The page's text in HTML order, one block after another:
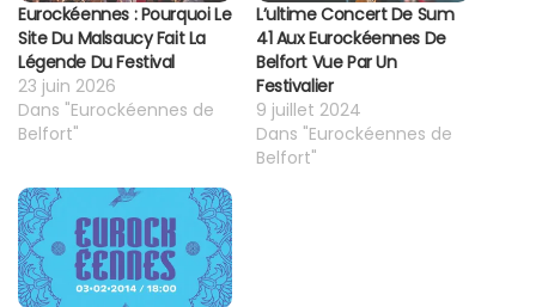
Eurockéennes : Pourquoi Le
Site Du Malsaucy Fait La
Légende Du Festival
23 juin 2026
Dans "Eurockéennes de
Belfort"
L’ultime Concert De Sum
41 Aux Eurockéennes De
Belfort Vue Par Un
Festivalier
9 juillet 2024
Dans "Eurockéennes de
Belfort"